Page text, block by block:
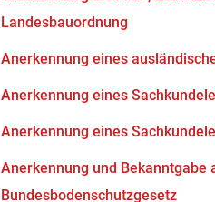
Landesbauordnung
Anerkennung eines
Anerkennung eines
Anerkennung eines
Anerkennung und Bekanntgabe
Bundesbodenschutzgesetz